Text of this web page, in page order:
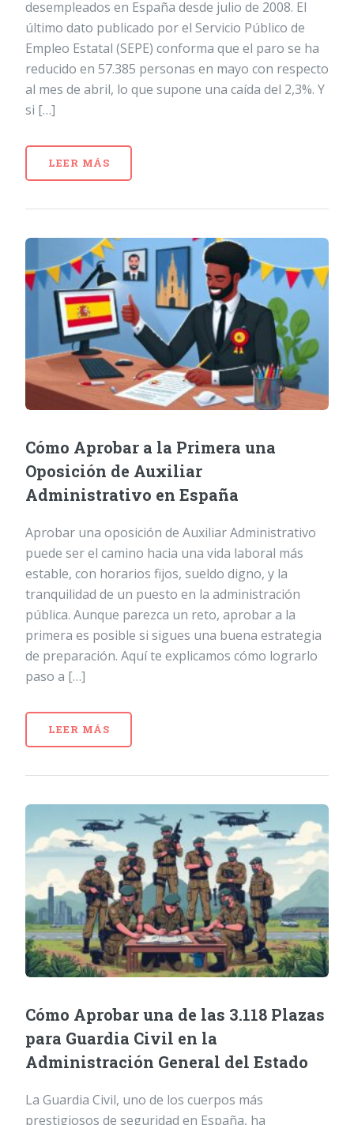
desempleados en España desde julio de 2008. El
último dato publicado por el Servicio Público de
Empleo Estatal (SEPE) conforma que el paro se ha
reducido en 57.385 personas en mayo con respecto
al mes de abril, lo que supone una caída del 2,3%. Y
si […]
LEER MÁS
Cómo Aprobar a la Primera una
Oposición de Auxiliar
Administrativo en España
Aprobar una oposición de Auxiliar Administrativo
puede ser el camino hacia una vida laboral más
estable, con horarios fijos, sueldo digno, y la
tranquilidad de un puesto en la administración
pública. Aunque parezca un reto, aprobar a la
primera es posible si sigues una buena estrategia
de preparación. Aquí te explicamos cómo lograrlo
paso a […]
LEER MÁS
Cómo Aprobar una de las 3.118 Plazas
para Guardia Civil en la
Administración General del Estado
La Guardia Civil, uno de los cuerpos más
prestigiosos de seguridad en España, ha